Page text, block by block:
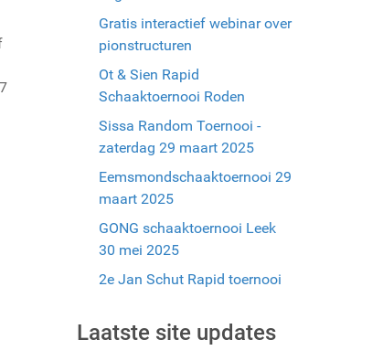
Gratis interactief webinar over
pionstructuren
Ot & Sien Rapid
Schaaktoernooi Roden
Sissa Random Toernooi -
zaterdag 29 maart 2025
Eemsmondschaaktoernooi 29
maart 2025
GONG schaaktoernooi Leek
30 mei 2025
2e Jan Schut Rapid toernooi
Laatste site updates